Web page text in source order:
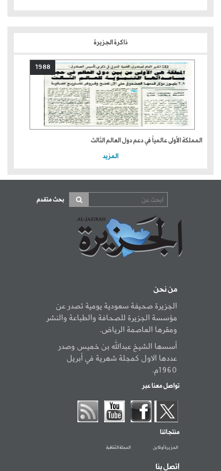
ذاكرة الجزيرة
1988
المملكة الأولى عالمياً في دعم دول العالم الثالث
المزيد
بحث متقدم
من نحن
الجزيرة صحيفة سعودية يومية تصدر عن
مؤسسة الجزيرة للصحافة والطباعة والنشر
ومقرها العاصمة الرياض.
أسسها الشيخ عبدالله بن خميس وصدر
عددها الاول كمجلة شهرية في أبريل
1960م.
تواصل معنا عبر
منتجاتنا
الجزيرة أونلاين المجلة الثقافية
اتصل بنا